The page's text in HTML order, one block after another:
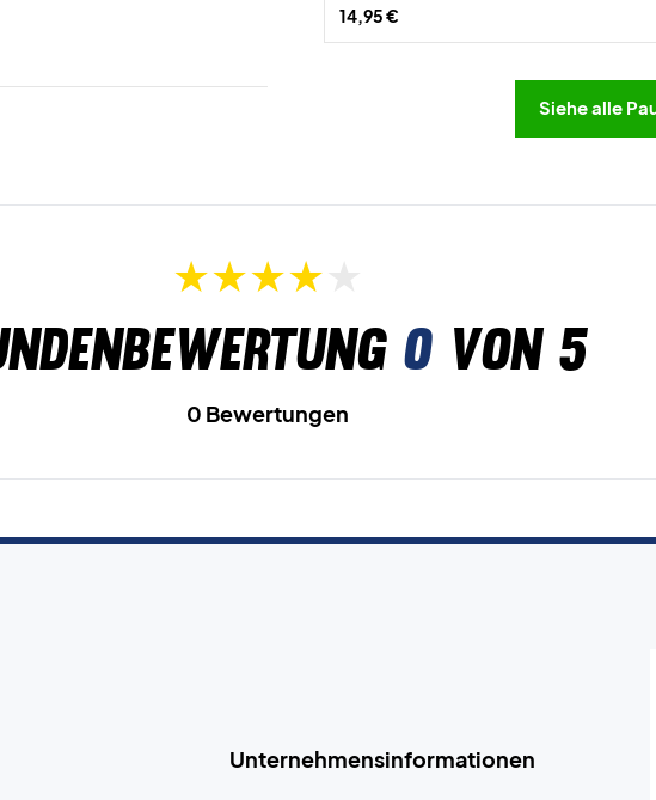
14,95 €
Siehe alle
0von 5
0 Bewertungen
Unternehmensinformationen